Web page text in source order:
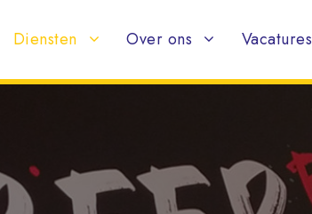
Diensten Over ons Vacatures